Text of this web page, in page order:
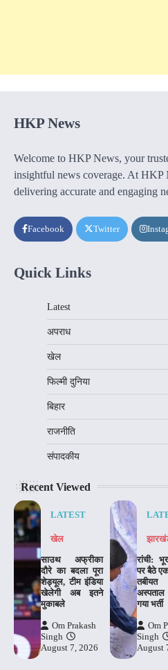
HKP News
Welcome to HKP News, your
insightful news coverage. At HKP
delivering accurate and engaging
Facebook Twitter
Quick Links
Latest
अपराध
खेल
फिल्मी दुनिया
बिहार
राजनीति
संपादकीय
Recent Viewed
LATEST
खेल
साउथ अफ्रीका
दौरे का बदला पूरा
शेड्यूल, टीम इंडिया
खेलेगी अब इतने
मुकाबले
Om Prakash
Singh
August 7, 2026
रांची:
पर बैठे
तबीयत
अस्पताल
गया भर्ती
Om
Singh
August